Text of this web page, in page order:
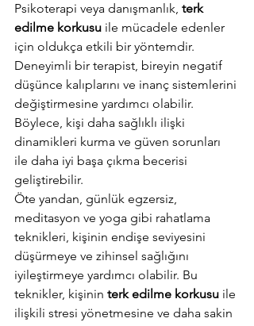
Psikoterapi veya danışmanlık, terk
edilme korkusu ile mücadele edenler
için oldukça etkili bir yöntemdir.
Deneyimli bir terapist, bireyin negatif
düşünce kalıplarını ve inanç sistemlerini
değiştirmesine yardımcı olabilir.
Böylece, kişi daha sağlıklı ilişki
dinamikleri kurma ve güven sorunları
ile daha iyi başa çıkma becerisi
geliştirebilir.
Öte yandan, günlük egzersiz,
meditasyon ve yoga gibi rahatlama
teknikleri, kişinin endişe seviyesini
düşürmeye ve zihinsel sağlığını
iyileştirmeye yardımcı olabilir. Bu
teknikler, kişinin terk edilme korkusu ile
ilişkili stresi yönetmesine ve daha sakin